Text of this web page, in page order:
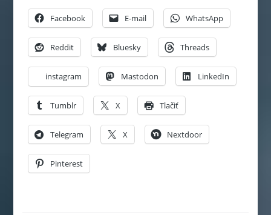
Facebook E-mail WhatsApp
Reddit Bluesky Threads
instagram Mastodon LinkedIn
Tumblr X Tlačiť
Telegram X Nextdoor
Pinterest